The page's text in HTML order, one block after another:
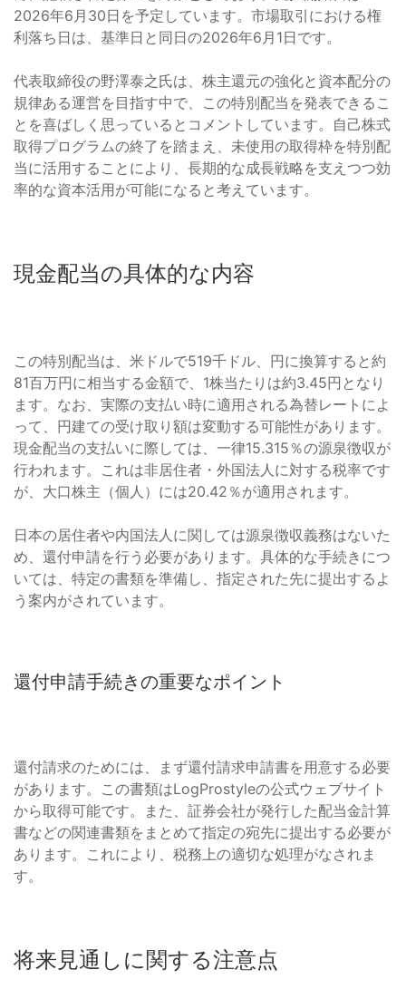
2026年6月30日を予定しています。市場取引における権
利落ち日は、基準日と同日の2026年6月1日です。
代表取締役の野澤泰之氏は、株主還元の強化と資本配分の
規律ある運営を目指す中で、この特別配当を発表できるこ
とを喜ばしく思っているとコメントしています。自己株式
取得プログラムの終了を踏まえ、未使用の取得枠を特別配
当に活用することにより、長期的な成長戦略を支えつつ効
率的な資本活用が可能になると考えています。
現金配当の具体的な内容
この特別配当は、米ドルで519千ドル、円に換算すると約
81百万円に相当する金額で、1株当たりは約3.45円となり
ます。なお、実際の支払い時に適用される為替レートによ
って、円建ての受け取り額は変動する可能性があります。
現金配当の支払いに際しては、一律15.315％の源泉徴収が
行われます。これは非居住者・外国法人に対する税率です
が、大口株主（個人）には20.42％が適用されます。
日本の居住者や内国法人に関しては源泉徴収義務はないた
め、還付申請を行う必要があります。具体的な手続きにつ
いては、特定の書類を準備し、指定された先に提出するよ
う案内がされています。
還付申請手続きの重要なポイント
還付請求のためには、まず還付請求申請書を用意する必要
があります。この書類はLogProstyleの公式ウェブサイト
から取得可能です。また、証券会社が発行した配当金計算
書などの関連書類をまとめて指定の宛先に提出する必要が
あります。これにより、税務上の適切な処理がなされま
す。
将来見通しに関する注意点